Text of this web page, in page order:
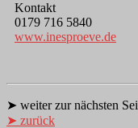
Kontakt
0179 716 5840
www.inesproeve.de
➤ weiter zur nächsten
➤ zurück